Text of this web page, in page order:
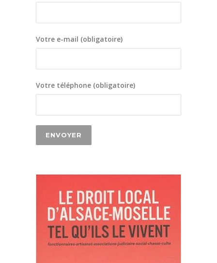
Votre e-mail (obligatoire)
Votre téléphone (obligatoire)